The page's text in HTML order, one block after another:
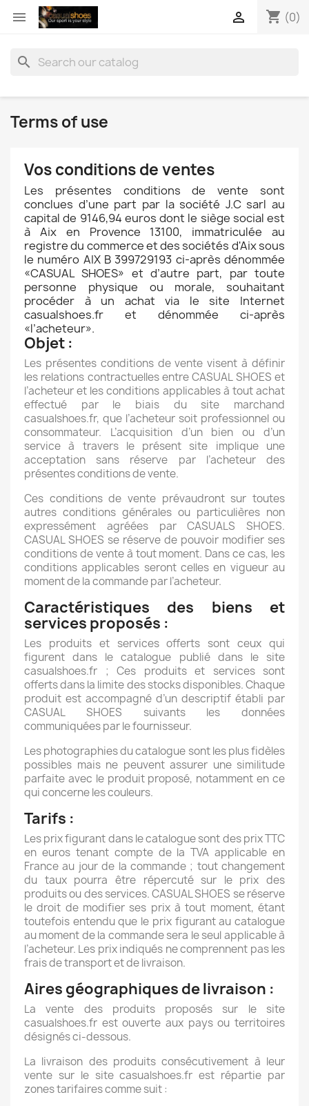
 shopping_cart (0)

search
Terms of use
Vos conditions de ventes
Les présentes conditions de vente sont
conclues d’une part par la société J.C sarl au
capital de 9146,94 euros dont le siège social est
à Aix en Provence 13100, immatriculée au
registre du commerce et des sociétés d'Aix sous
le numéro AIX B 399729193 ci-après dénommée
«CASUAL SHOES» et d’autre part, par toute
personne physique ou morale, souhaitant
procéder à un achat via le site Internet
casualshoes.fr et dénommée ci-après
«l’acheteur».
Objet :
Les présentes conditions de vente visent à définir
les relations contractuelles entre CASUAL SHOES et
l’acheteur et les conditions applicables à tout achat
effectué par le biais du site marchand
casualshoes.fr, que l’acheteur soit professionnel ou
consommateur. L’acquisition d’un bien ou d’un
service à travers le présent site implique une
acceptation sans réserve par l’acheteur des
présentes conditions de vente.
Ces conditions de vente prévaudront sur toutes
autres conditions générales ou particulières non
expressément agréées par CASUALS SHOES.
CASUAL SHOES se réserve de pouvoir modifier ses
conditions de vente à tout moment. Dans ce cas, les
conditions applicables seront celles en vigueur au
moment de la commande par l’acheteur.
Caractéristiques des biens et
services proposés :
Les produits et services offerts sont ceux qui
figurent dans le catalogue publié dans le site
casualshoes.fr ; Ces produits et services sont
offerts dans la limite des stocks disponibles. Chaque
produit est accompagné d’un descriptif établi par
CASUAL SHOES suivants les données
communiquées par le fournisseur.
Les photographies du catalogue sont les plus fidèles
possibles mais ne peuvent assurer une similitude
parfaite avec le produit proposé, notamment en ce
qui concerne les couleurs.
Tarifs :
Les prix figurant dans le catalogue sont des prix TTC
en euros tenant compte de la TVA applicable en
France au jour de la commande ; tout changement
du taux pourra être répercuté sur le prix des
produits ou des services. CASUAL SHOES se réserve
le droit de modifier ses prix à tout moment, étant
toutefois entendu que le prix figurant au catalogue
au moment de la commande sera le seul applicable à
l’acheteur. Les prix indiqués ne comprennent pas les
frais de transport et de livraison.
Aires géographiques de livraison :
La vente des produits proposés sur le site
casualshoes.fr est ouverte aux pays ou territoires
désignés ci-dessous.
La livraison des produits consécutivement à leur
vente sur le site casualshoes.fr est répartie par
zones tarifaires comme suit :